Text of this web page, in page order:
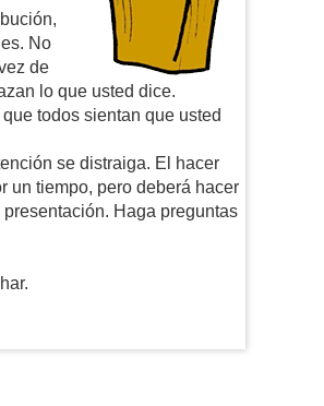
No
de
lo que usted dice.
todos sientan que usted
se distraiga. El hacer
un tiempo, pero deberá hacer
Haga preguntas